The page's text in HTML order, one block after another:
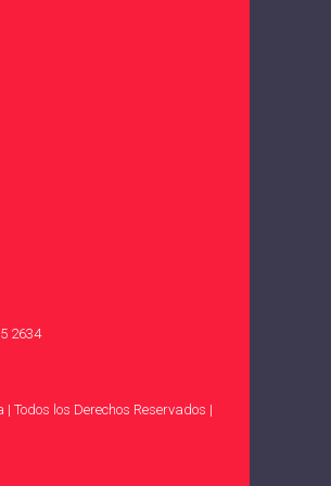
2634
Todos los Derechos Reservados |